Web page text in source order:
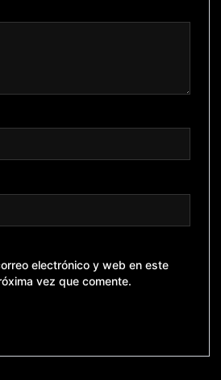
electrónico y web en este
vez que comente.